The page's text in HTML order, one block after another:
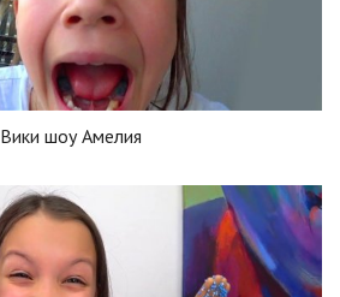
Вики шоу Амелия